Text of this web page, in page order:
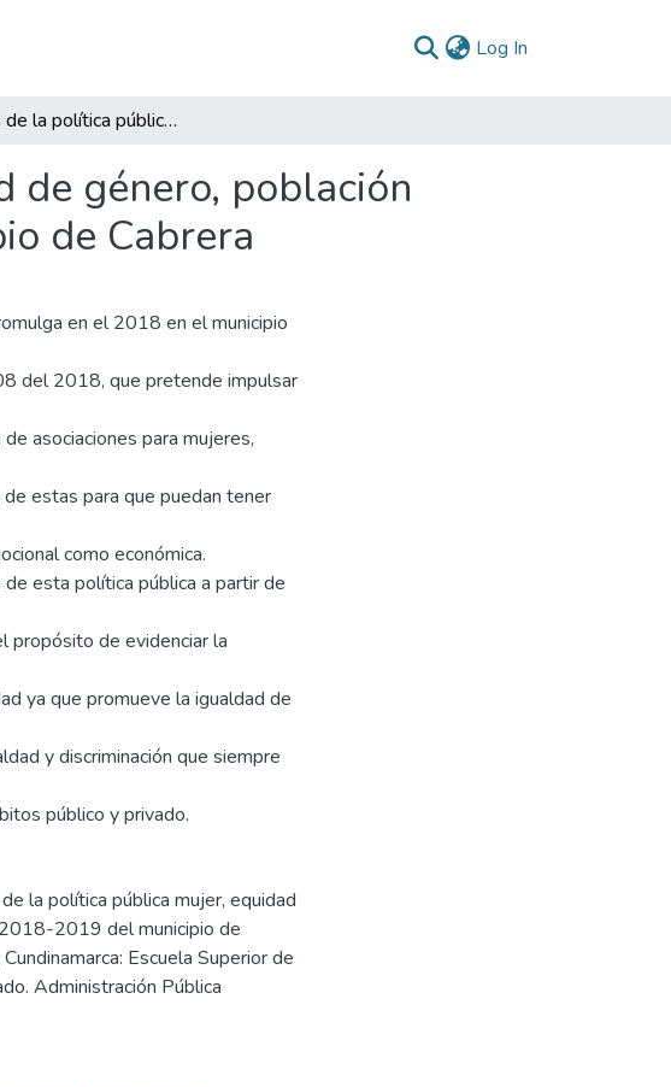
Log In
Análisis de la política pública mujer, equidad de género, población diversa y diferencial 2018-2019 del municipio de Cabrera
de género, población
de Cabrera
en el 2018 en el municipio
del 2018, que pretende impulsar
asociaciones para mujeres,
estas para que puedan tener
como económica.
esta política pública a partir de
propósito de evidenciar la
ya que promueve la igualdad de
y discriminación que siempre
público y privado.
la política pública mujer, equidad
2019 del municipio de
Escuela Superior de
Administración Pública